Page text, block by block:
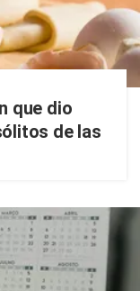
que dio
de las